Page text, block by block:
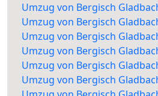
Umzug von Bergisch
Umzug von Bergisch
Umzug von Bergisch
Umzug von Bergisch
Umzug von Bergisch
Umzug von Bergisch